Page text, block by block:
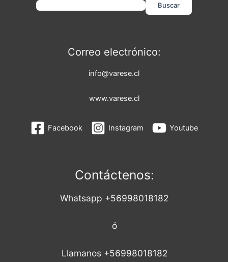
Buscar
Correo electrónico:
info@varese.cl
www.varese.cl
Facebook Instagram Youtube
Contáctenos:
Whatsapp +56998018182
ó
Llamanos +56998018182